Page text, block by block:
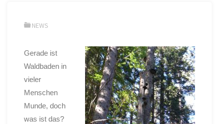
NEWS
Gerade ist
Waldbaden in
vieler
Menschen
Munde, doch
was ist das?